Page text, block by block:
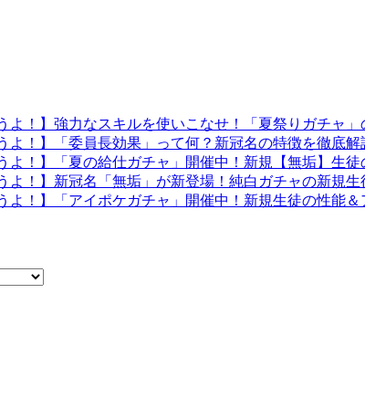
よ！】強力なスキルを使いこなせ！「夏祭りガチャ
よ！】「委員長効果」って何？新冠名の特徴を徹底解
よ！】「夏の給仕ガチャ」開催中！新規【無垢】生
よ！】新冠名「無垢」が新登場！純白ガチャの新規
よ！】「アイポケガチャ」開催中！新規生徒の性能